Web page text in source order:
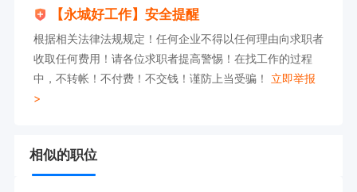
【永城好工作】安全提醒
根据相关法律法规规定！任何企业不得以任何理由向求职者
收取任何费用！请各位求职者提高警惕！在找工作的过程
中，不转帐！不付费！不交钱！谨防上当受骗！ 立即举报
>
相似的职位